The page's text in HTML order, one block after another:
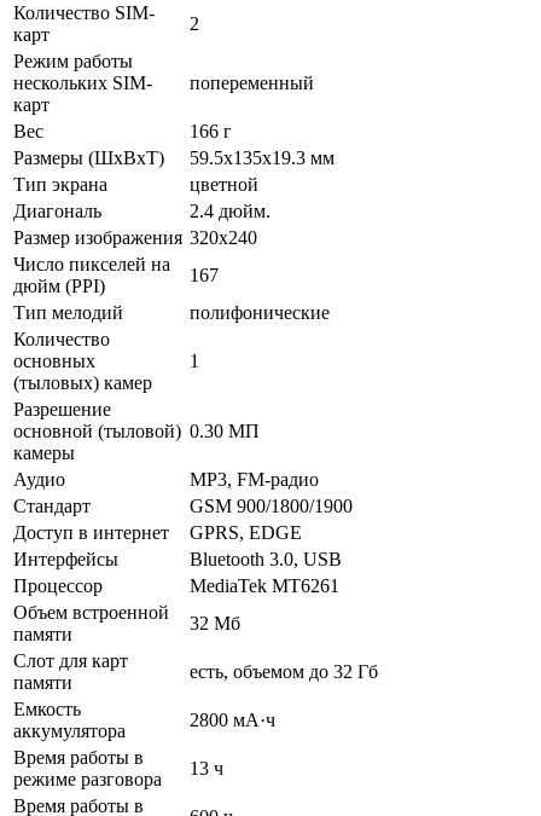
Количество SIM-
карт
2
Режим работы
нескольких SIM-
карт
попеременный
Вес
166 г
Размеры (ШxВxТ)
59.5x135x19.3 мм
Тип экрана
цветной
Диагональ
2.4 дюйм.
Размер изображения 320x240
Число пикселей на
дюйм (PPI)
167
Тип мелодий
полифонические
Количество
основных
(тыловых) камер
1
Разрешение
основной (тыловой)
камеры
0.30 МП
Аудио
MP3, FM-радио
Стандарт
GSM 900/1800/1900
Доступ в интернет
GPRS, EDGE
Интерфейсы
Bluetooth 3.0, USB
Процессор
MediaTek MT6261
Объем встроенной
памяти
32 Мб
Слот для карт
памяти
есть, объемом до 32 Гб
Емкость
аккумулятора
2800 мА·ч
Время работы в
режиме разговора
13 ч
Время работы в